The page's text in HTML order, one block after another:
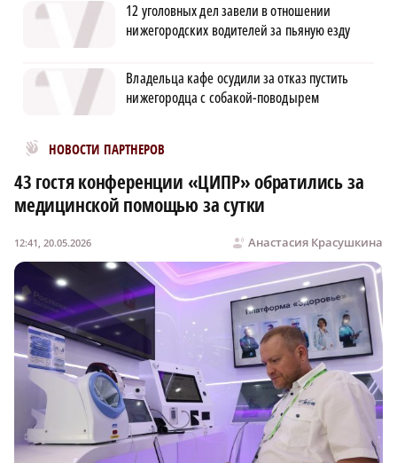
12 уголовных дел завели в отношении
нижегородских водителей за пьяную езду
Владельца кафе осудили за отказ пустить
нижегородца с собакой-поводырем
НОВОСТИ ПАРТНЕРОВ
Новости МирТесен
43 гостя конференции «ЦИПР» обратились за
медицинской помощью за сутки
Анастасия Красушкина
12:41, 20.05.2026